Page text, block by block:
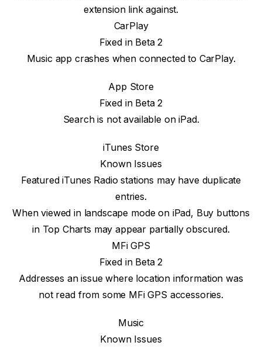
extension link against.
CarPlay
Fixed in Beta 2
Music app crashes when connected to CarPlay.
App Store
Fixed in Beta 2
Search is not available on iPad.
iTunes Store
Known Issues
Featured iTunes Radio stations may have duplicate
entries.
When viewed in landscape mode on iPad, Buy buttons
in Top Charts may appear partially obscured.
MFi GPS
Fixed in Beta 2
Addresses an issue where location information was
not read from some MFi GPS accessories.
Music
Known Issues